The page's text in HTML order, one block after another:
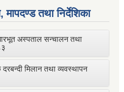
मापदण्ड तथा निर्देशिका
अस्पताल सन्चालन तथा
दरबन्दी मिलान तथा व्यवस्थापन